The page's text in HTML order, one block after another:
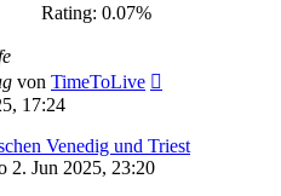
Rating: 0.07%
von TimeToLive
17:24
Venedig und Triest
2. Jun 2025, 23:20